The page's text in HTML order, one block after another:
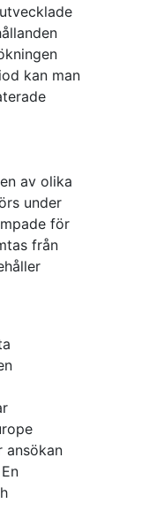
kan man
av olika
under
för
från
ansökan